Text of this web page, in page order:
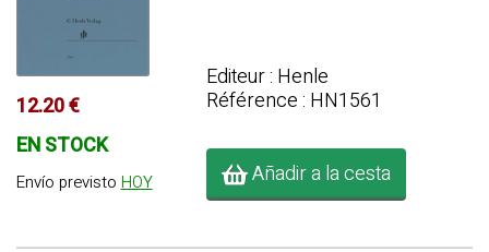
12.20 €
EN STOCK
Envío previsto HOY
Editeur : Henle
Référence : HN1561
Añadir a la cesta